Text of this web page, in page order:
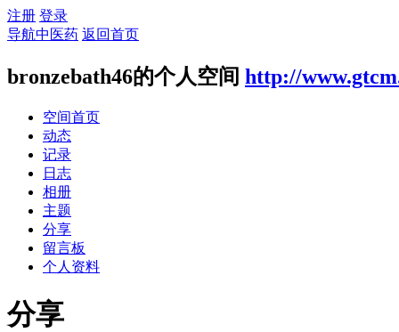
注册 登录
导航中医药 返回首页
bronzebath46的个人空间 http://
空间首页
动态
记录
日志
相册
主题
分享
留言板
个人资料
分享